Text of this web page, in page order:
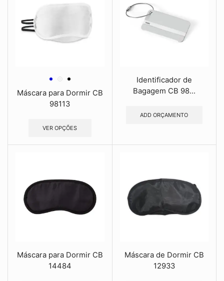
Máscara para Dormir CB
98113
VER OPÇÕES
Identificador de
Bagagem CB 98...
ADD ORÇAMENTO
Máscara para Dormir CB
14484
Máscara de Dormir CB
12933